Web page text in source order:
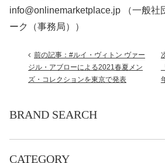
info@onlinemarketplace.jp （⼀般社
ーク（事務局））
前の記事：#ルイ・ヴィトン ヴァー
ジル・アブローによる2021春夏メン
ズ・コレクションを東京で発表
BRAND SEARCH
CATEGORY